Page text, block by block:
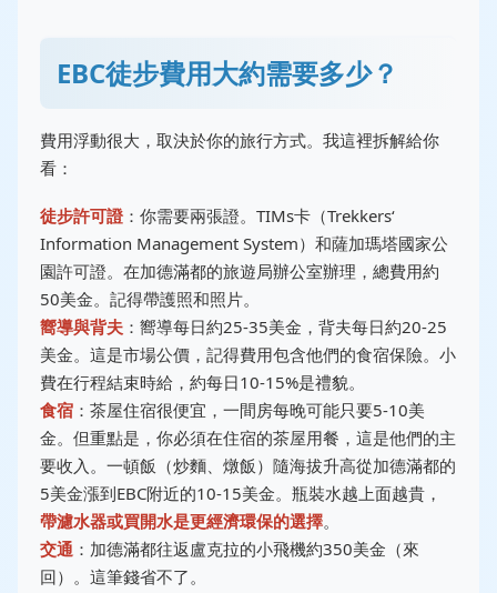
EBC徒步費用大約需要多少？
費用浮動很大，取決於你的旅行方式。我這裡拆解給你
看：
徒步許可證 ：你需要兩張證。TIMs卡（Trekkers‘
Information Management System）和薩加瑪塔國家公
園許可證。在加德滿都的旅遊局辦公室辦理，總費用約
50美金。記得帶護照和照片。
嚮導與背夫 ：嚮導每日約25-35美金，背夫每日約20-25
美金。這是市場公價，記得費用包含他們的食宿保險。小
費在行程結束時給，約每日10-15%是禮貌。
食宿 ：茶屋住宿很便宜，一間房每晚可能只要5-10美
金。但重點是，你必須在住宿的茶屋用餐，這是他們的主
要收入。一頓飯（炒麵、燉飯）隨海拔升高從加德滿都的
5美金漲到EBC附近的10-15美金。瓶裝水越上面越貴，
帶濾水器或買開水是更經濟環保的選擇。
交通 ：加德滿都往返盧克拉的小飛機約350美金（來
回）。這筆錢省不了。